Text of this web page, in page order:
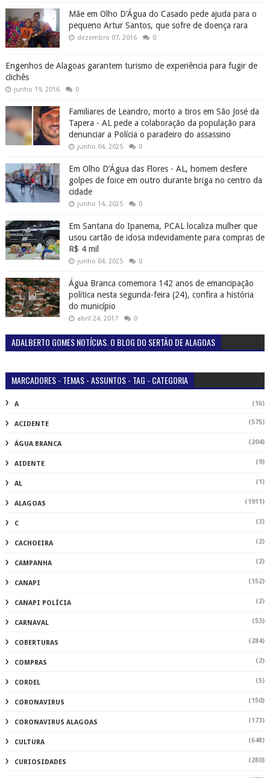
Mãe em Olho D'Água do Casado pede ajuda para o
pequeno Artur Santos, que sofre de doença rara
dezembro 07, 2016 0
Engenhos de Alagoas garantem turismo de experiência para fugir de
clichês
junho 19, 2016 0
Familiares de Leandro, morto a tiros em São José da
Tapera - AL pede a colaboração da população para
denunciar a Polícia o paradeiro do assassino
junho 04, 2025 0
Em Olho D’Água das Flores - AL, homem desfere
golpes de foice em outro durante briga no centro da
cidade
junho 14, 2025 0
Em Santana do Ipanema, PCAL localiza mulher que
usou cartão de idosa indevidamente para compras de
R$ 4 mil
junho 04, 2025 0
Água Branca comemora 142 anos de emancipação
política nesta segunda-feira (24), confira a história
do município
abril 24, 2017 0
ADALBERTO GOMES NOTÍCIAS. O BLOG DO SERTÃO DE ALAGOAS
MARCADORES - TEMAS - ASSUNTOS - TAG - CATEGORIA
A (16)
ACIDENTE (575)
ÁGUA BRANCA (204)
AIDENTE (9)
AL (1)
ALAGOAS (1911)
C (3)
CACHOEIRA (2)
CAMPANHA (2)
CANAPI (152)
CANAPI POLÍCIA (2)
CARNAVAL (53)
COBERTURAS (284)
COMPRAS (2)
CORDEL (5)
CORONAVIRUS (150)
CORONAVIRUS ALAGOAS (173)
CULTURA (648)
CURIOSIDADES (280)